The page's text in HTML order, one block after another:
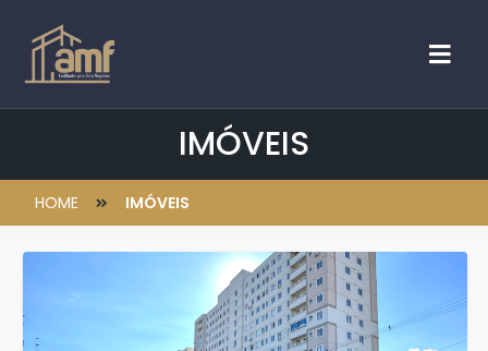
IMÓVEIS
HOME IMÓVEIS